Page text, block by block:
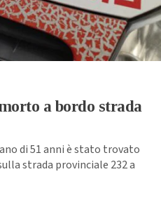
a bordo strada
di 51 anni è stato trovato
strada provinciale 232 a